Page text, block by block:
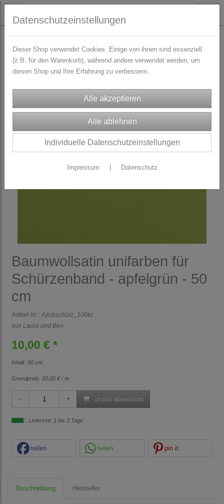
TRACHTENZUBEHÖR Schürzenbänder
Baumwollsatin unifarben für
Schürzenband - apfelgrün - 50
cm
Artikel-Nr.: Azubschürz_100kc
von Laura und Ben
10,00 € *
Inhalt: 50 cm
Grundpreis: 20,00 € / m
in den Warenkorb
Lieferzeit: 1 bis 3 Tage
teilen teilen pin it
Beschreibung Hersteller
Datenschutzeinstellungen
Dieser Shop verwendet Cookies. Einige von ihnen sind essenziell
(z.B. für den Warenkorb), während andere verwendet werden, um
diesen Shop und Ihre Erfahrung zu verbessern.
Individuelle Datenschutzeinstellungen
Impressum Datenschutz